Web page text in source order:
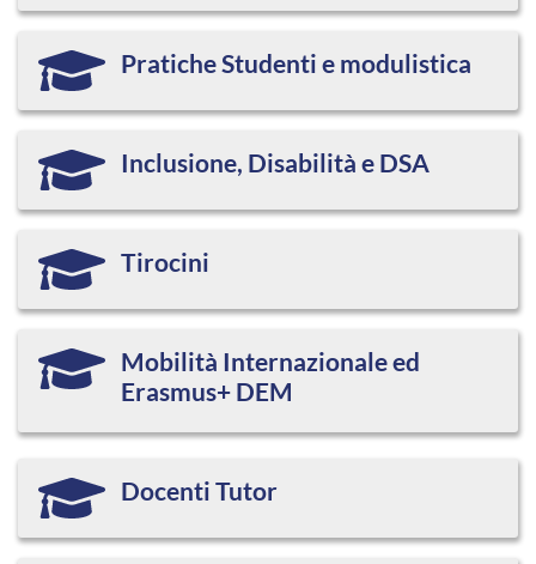
Pratiche Studenti e modulistica
Inclusione, Disabilità e DSA
Tirocini
Mobilità Internazionale ed
Erasmus+ DEM
Docenti Tutor